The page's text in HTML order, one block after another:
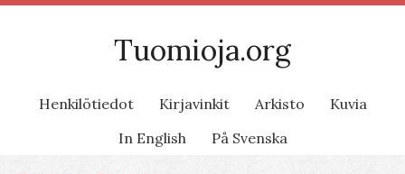
Tuomioja.org
Henkilötiedot Kirjavinkit Arkisto
Kuvia
In English
På Svenska